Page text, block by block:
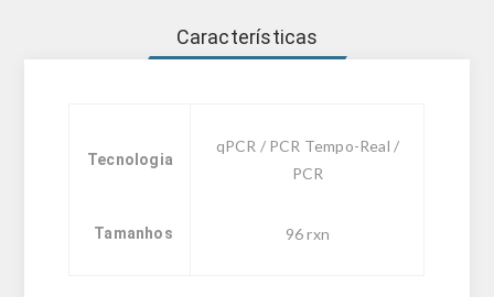
Características
Tecnologia
qPCR / PCR Tempo-Real /
PCR
Tamanhos 96 rxn